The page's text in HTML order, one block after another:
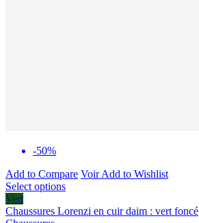
-50%
Add to Compare VoirAdd to Wishlist
Select options
Vert
Chaussures Lorenzi en cuir daim : vert foncé